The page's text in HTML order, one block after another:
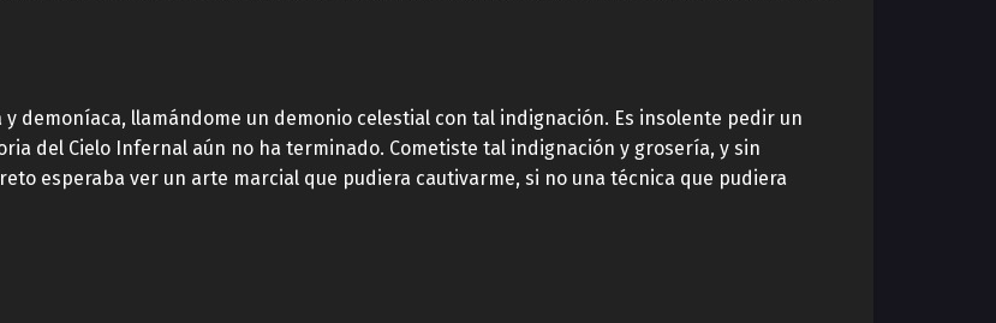
demoníaca, llamándome un demonio celestial con tal indignación. Es insolente pedir un
del Cielo Infernal aún no ha terminado. Cometiste tal indignación y grosería, y sin
esperaba ver un arte marcial que pudiera cautivarme, si no una técnica que pudiera